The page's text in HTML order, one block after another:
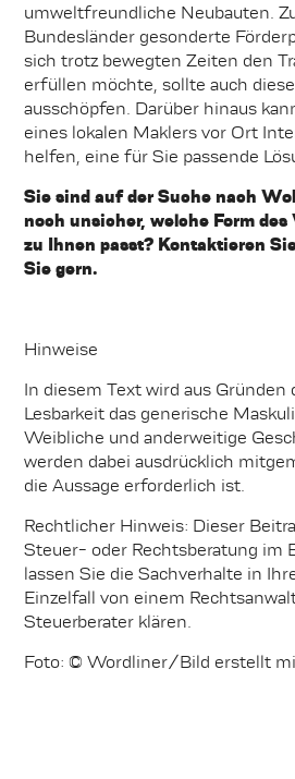
umweltfreundliche Neubauten.
Bundesländer gesonderte
sich trotz bewegten Zeiten den
erfüllen möchte, sollte auch
ausschöpfen. Darüber hinaus
eines lokalen Maklers vor Ort
helfen, eine für Sie passende
Sie sind auf der Suche nach
noch unsicher, welche Form
zu Ihnen passt? Kontaktieren
Sie gern.
Hinweise
In diesem Text wird aus Gründen
Lesbarkeit das generische
Weibliche und anderweitige
werden dabei ausdrücklich
die Aussage erforderlich ist.
Rechtlicher Hinweis: Dieser
Steuer- oder Rechtsberatung im
lassen Sie die Sachverhalte in
Einzelfall von einem
Steuerberater klären.
Foto: © Wordliner/Bild erstellt